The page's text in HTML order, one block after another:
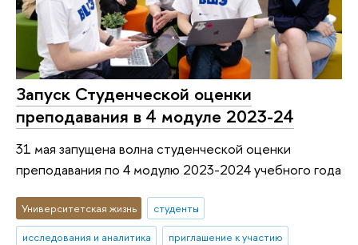
Запуск Студенческой оценки
преподавания в 4 модуле 2023-24
31 мая запущена волна студенческой оценки
преподавания по 4 модулю 2023-2024 учебного года
Университетская жизнь
студенты
исследования и аналитика
приглашение к участию